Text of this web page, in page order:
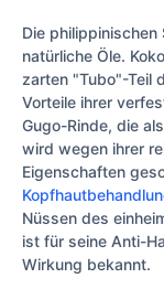
Die
natürliche Öle.
zarten "Tubo"-Teil
Vorteile ihrer
Gugo-Rinde, die
wird wegen ihrer
Eigenschaften
Nüssen des
ist für seine Anti-
Wirkung bekannt.